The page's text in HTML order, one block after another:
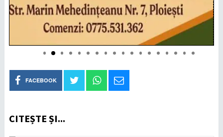
FACEBOOK
CITEȘTE ȘI...